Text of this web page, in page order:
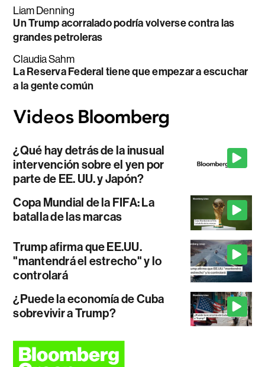
Liam Denning
Un Trump acorralado podría volverse contra las
grandes petroleras
Claudia Sahm
La Reserva Federal tiene que empezar a escuchar
a la gente común
¿Qué hay detrás de la inusual
intervención sobre el yen por
parte de EE. UU. y Japón?
Copa Mundial de la FIFA: La
batalla de las marcas
Trump afirma que EE.UU.
"mantendrá el estrecho" y lo
controlará
¿Puede la economía de Cuba
sobrevivir a Trump?